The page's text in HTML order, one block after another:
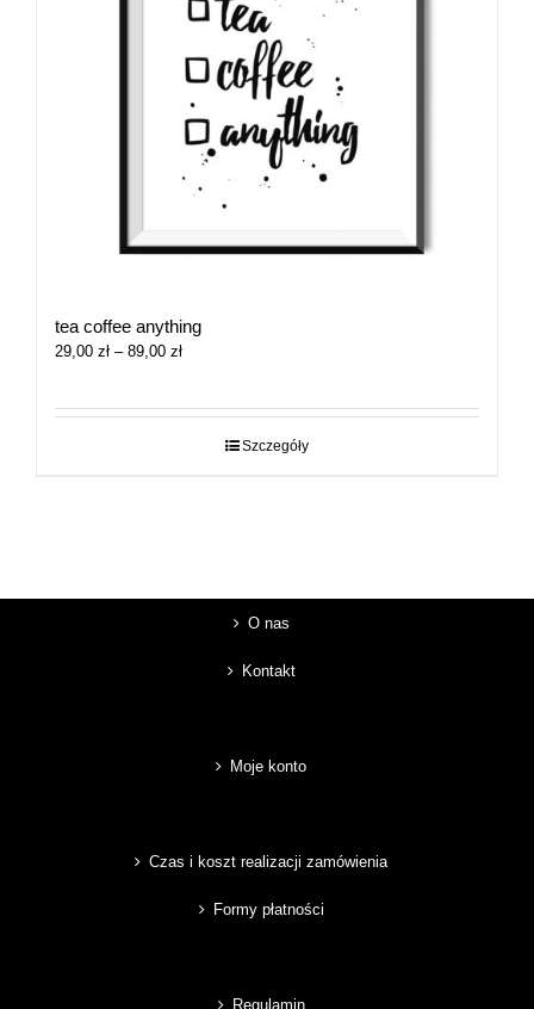
tea coffee anything
29,00 zł – 89,00 złZakres
29,00 zł
Szczegóły
O nas
Kontakt
Moje konto
Czas i koszt realizacji zamówienia
Formy płatności
Regulamin